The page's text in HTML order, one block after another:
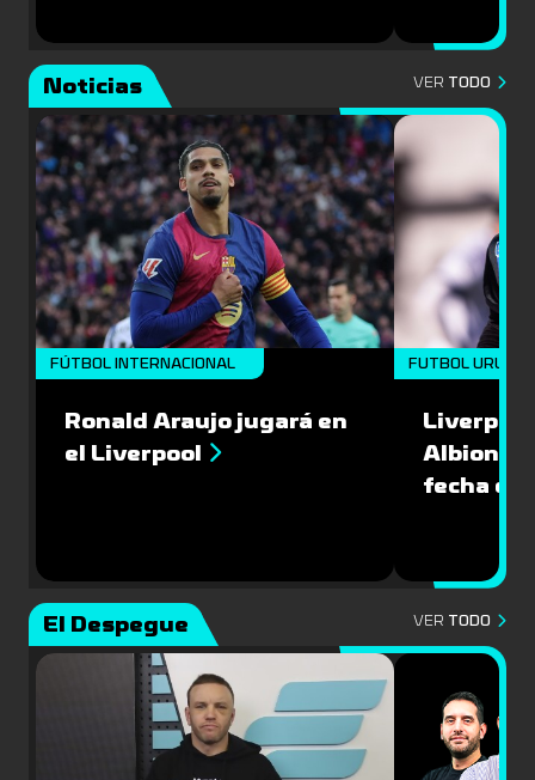
Noticias VER TODO
FÚTBOL INTERNACIONAL
Ronald Araujo jugará en
el Liverpool
FUTBOL
Albion
fecha
El Despegue VER TODO